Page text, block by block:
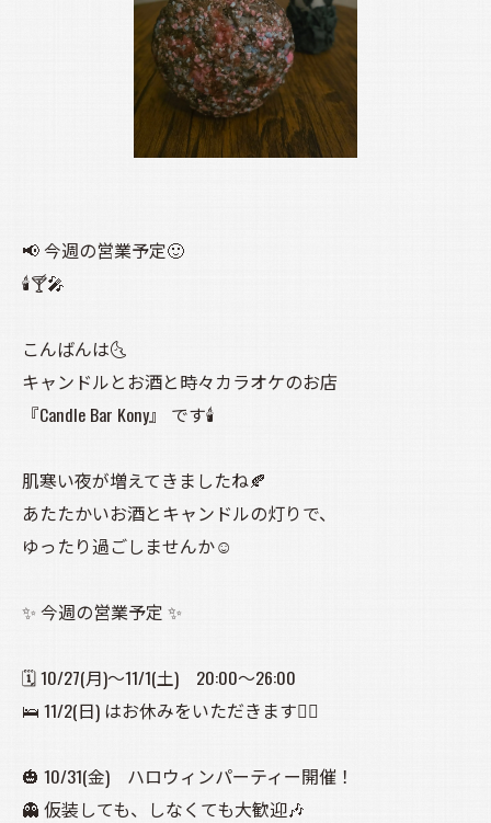
📢 今週の営業予定🙂
🕯️🍸🎤
こんばんは🌜️
キャンドルとお酒と時々カラオケのお店
『Candle Bar Kony』 です🕯️
肌寒い夜が増えてきましたね🍂
あたたかいお酒とキャンドルの灯りで、
ゆったり過ごしませんか☺️
✨ 今週の営業予定 ✨
🗓 10/27(月)〜11/1(土) 20:00〜26:00
🛌 11/2(日) はお休みをいただきます🙇‍♀️
🎃 10/31(金) ハロウィンパーティー開催！
👻 仮装しても、しなくても大歓迎🎶